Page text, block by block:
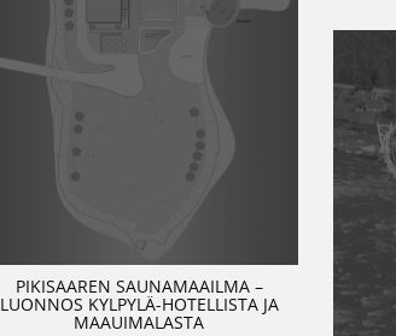
PIKISAAREN SAUNAMAAILMA –
LUONNOS KYLPYLÄ-HOTELLISTA JA
MAAUIMALASTA